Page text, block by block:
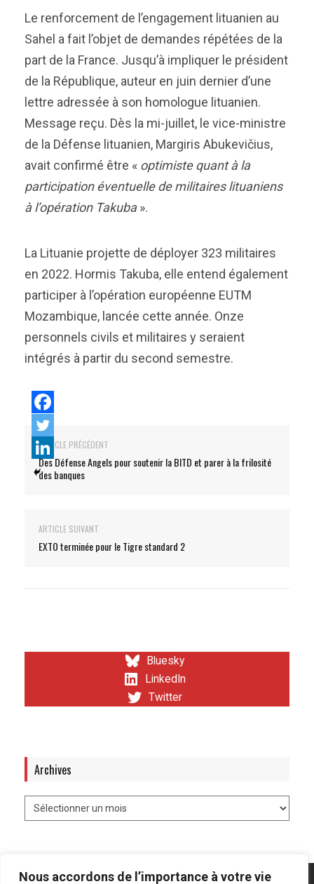
Nous accordons de l’importance à votre vie
Le renforcement de l’engagement lituanien au
Sahel a fait l’objet de demandes répétées de la
part de la France. Jusqu’à impliquer le président
de la République, auteur en juin dernier d’une
lettre adressée à son homologue lituanien.
Message reçu. Dès la mi-juillet, le vice-ministre
de la Défense lituanien, Margiris Abukevičius,
avait confirmé être « optimiste quant à la
participation éventuelle de militaires lituaniens
à l’opération Takuba».
La Lituanie projette de déployer 323 militaires
en 2022. Hormis Takuba, elle entend également
participer à l’opération européenne EUTM
Mozambique, lancée cette année. Onze
personnels civils et militaires y seraient
intégrés à partir du second semestre.
ARTICLE PRÉCÉDENT
Des Défense Angels pour soutenir la BITD et parer à la frilosité
des banques
ARTICLE SUIVANT
EXTO terminée pour le Tigre standard 2
Bluesky
LinkedIn
Twitter
Archives